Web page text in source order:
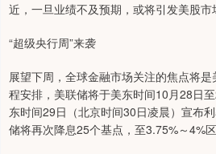
近，一旦业绩不及预期，或将引发美股市
“超级央行周”来袭
展望下周，全球金融市场关注的焦点将
程安排，美联储将于美东时间10月28日
东时间29日（北京时间30日凌晨）宣布
储将再次降息25个基点，至3.75%～4%区